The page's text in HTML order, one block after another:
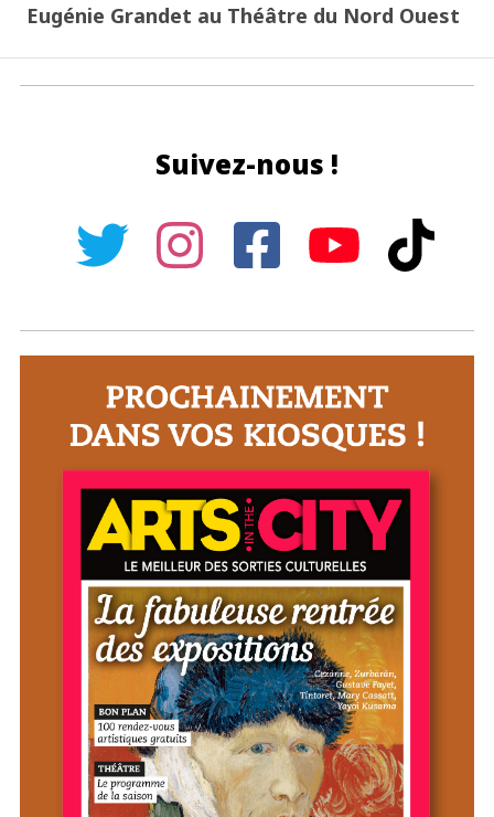
Eugénie Grandet au Théâtre du Nord Ouest
Suivez-nous !